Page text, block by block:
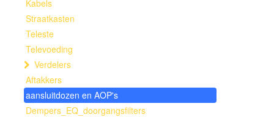
Kabels
Straatkasten
Teleste
Televoeding
Verdelers
Aftakkers
aansluitdozen en AOP's
Dempers_EQ_doorgangsfilters